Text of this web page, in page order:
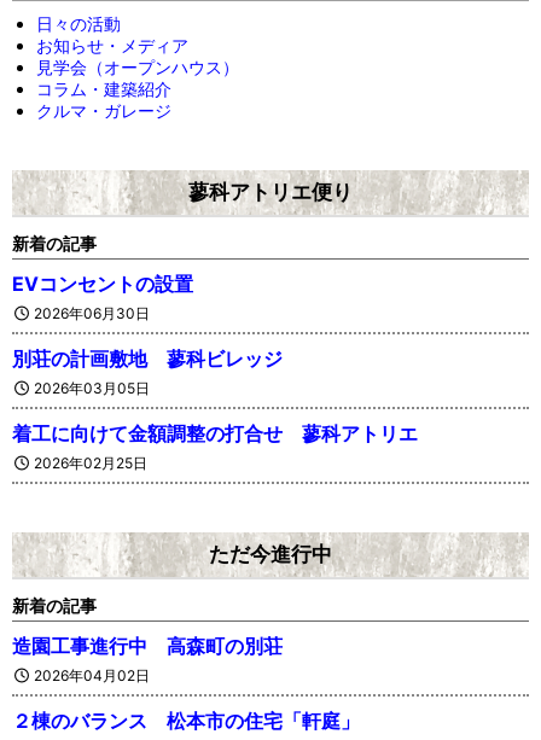
日々の活動
お知らせ・メディア
見学会（オープンハウス）
コラム・建築紹介
クルマ・ガレージ
蓼科アトリエ便り
新着の記事
EVコンセントの設置
2026年06月30日
別荘の計画敷地 蓼科ビレッジ
2026年03月05日
着工に向けて金額調整の打合せ 蓼科アトリエ
2026年02月25日
ただ今進行中
新着の記事
造園工事進行中 高森町の別荘
2026年04月02日
２棟のバランス 松本市の住宅「軒庭」